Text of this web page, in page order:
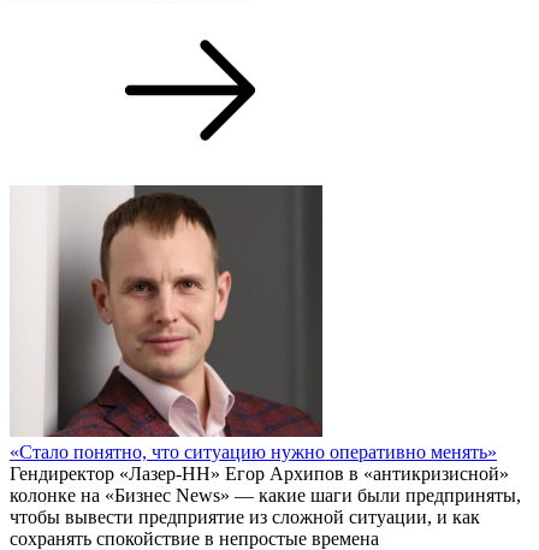
«Стало понятно, что ситуацию нужно оперативно менять»
Гендиректор «Лазер-НН» Егор Архипов в «антикризисной»
колонке на «Бизнес News» — какие шаги были предприняты,
чтобы вывести предприятие из сложной ситуации, и как
сохранять спокойствие в непростые времена